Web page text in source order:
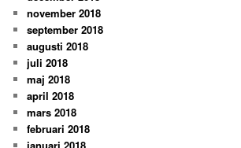
november 2018
september 2018
augusti 2018
juli 2018
maj 2018
april 2018
mars 2018
februari 2018